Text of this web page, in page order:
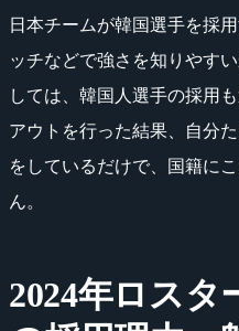
日本チームが韓国選手を採
ッチなどで強さを知りやす
しては、韓国人選手の採用
アウトを行った結果、自分
をしているだけで、国籍に
ん。
2024年ロスタ